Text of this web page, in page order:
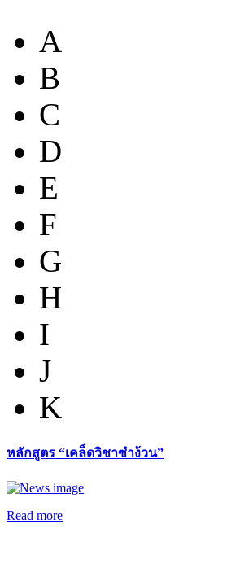
A
B
C
D
E
F
G
H
I
J
K
หลักสูตร “เคล็ดวิชาซำง้วน”
Read more